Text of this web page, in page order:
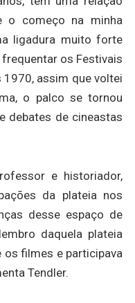
o começo na minha
ligadura muito forte
os Festivais
1970, assim que voltei
o palco se tornou
debates de cineastas
e historiador,
da plateia nos
desse espaço de
daquela plateia
os filmes e participava
Tendler.